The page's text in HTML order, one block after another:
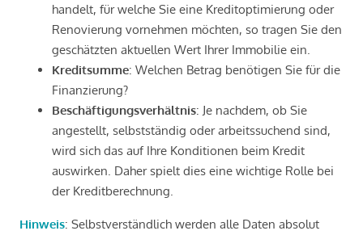
handelt, für welche Sie eine Kreditoptimierung oder
Renovierung vornehmen möchten, so tragen Sie den
geschätzten aktuellen Wert Ihrer Immobilie ein.
Kreditsumme: Welchen Betrag benötigen Sie für die
Finanzierung?
Beschäftigungsverhältnis: Je nachdem, ob Sie
angestellt, selbstständig oder arbeitssuchend sind,
wird sich das auf Ihre Konditionen beim Kredit
auswirken. Daher spielt dies eine wichtige Rolle bei
der Kreditberechnung.
Hinweis: Selbstverständlich werden alle Daten absolut